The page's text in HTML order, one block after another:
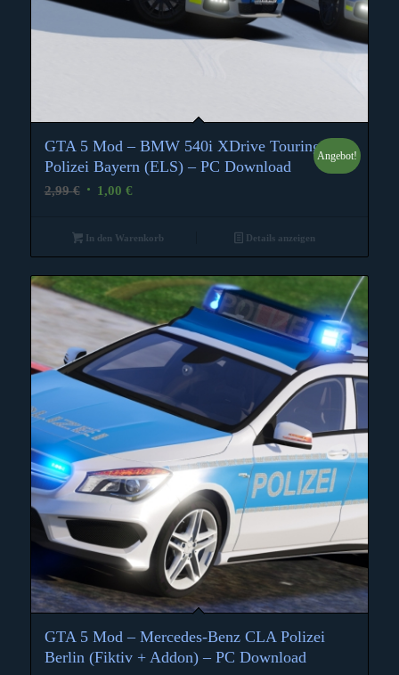
5.00
GTA 5 Mod – BMW 540i XDrive Touring
Polizei Bayern (ELS) – PC Download
2,99€ Ursprünglicher
1,00 €Aktueller
Angebot!
In den Warenkorb Details anzeigen
GTA 5 Mod – Mercedes-Benz CLA Polizei
Berlin (Fiktiv + Addon) – PC Download